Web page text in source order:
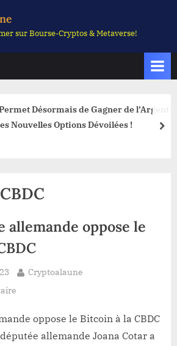
sur Bourse-Cryptos & Metaverse!
Désormais de Gagner de l’Argent
Nouvelles Options Dévoilées !
CBDC
allemande oppose le
By
Cryptoalaune
députée
allemande
oppose le Bitcoin à la CBDC
allemande Joana Cotar a